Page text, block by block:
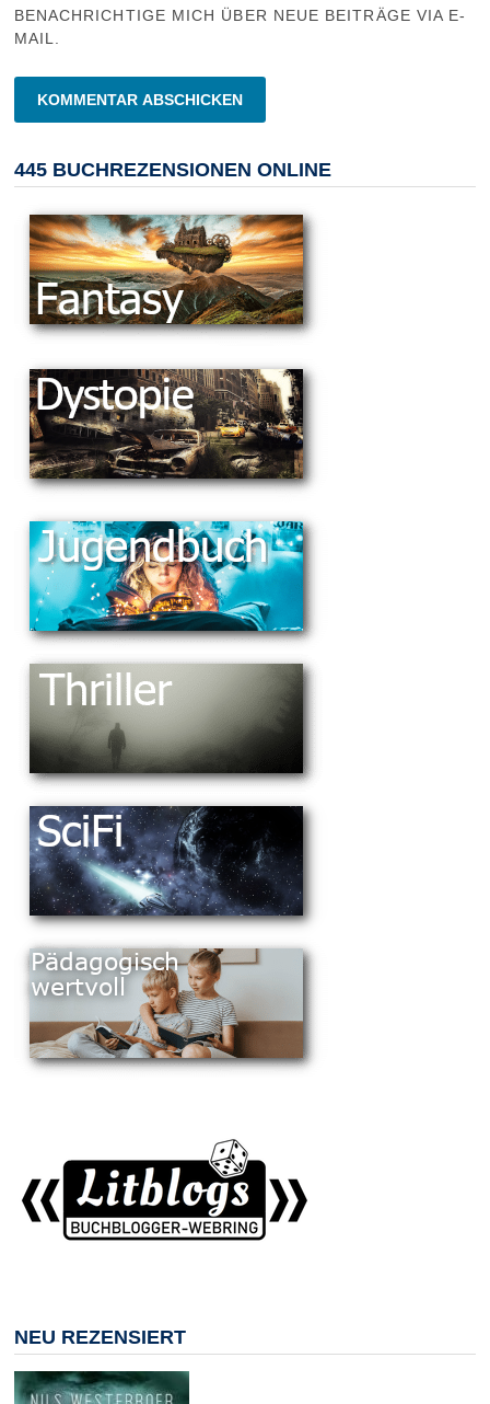
BENACHRICHTIGE MICH ÜBER NEUE BEITRÄGE VIA E-
MAIL.
445 BUCHREZENSIONEN ONLINE
NEU REZENSIERT